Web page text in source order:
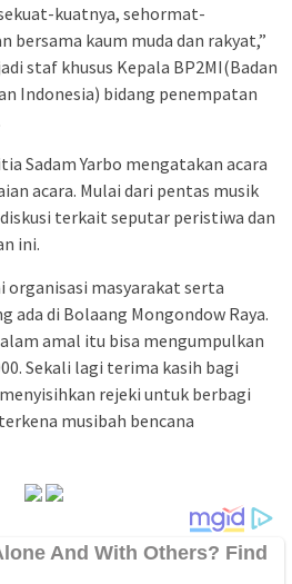
kuatnya, sehormat-
bersama kaum muda dan rakyat,”
staf khusus Kepala BP2MI(Badan
Indonesia) bidang penempatan
Sadam Yarbo mengatakan acara
acara. Mulai dari pentas musik
terkait seputar peristiwa dan
ini.
organisasi masyarakat serta
ada di Bolaang Mongondow Raya.
amal itu bisa mengumpulkan
Sekali lagi terima kasih bagi
rejeki untuk berbagi
musibah bencana